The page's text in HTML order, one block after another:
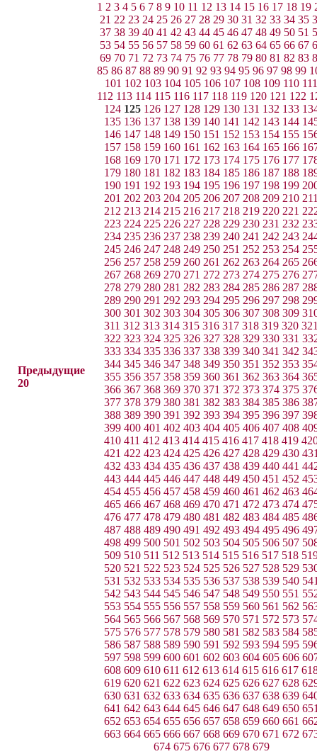
Предыдущие
20
1 2 3 4 5 6 7 8 9 10 11 12 13 14 15 16 17 18 19
21 22 23 24 25 26 27 28 29 30 31 32 33 34 35
37 38 39 40 41 42 43 44 45 46 47 48 49 50 51
53 54 55 56 57 58 59 60 61 62 63 64 65 66 67
69 70 71 72 73 74 75 76 77 78 79 80 81 82 83
85 86 87 88 89 90 91 92 93 94 95 96 97 98 99
101 102 103 104 105 106 107 108 109 110 111
112 113 114 115 116 117 118 119 120 121 122
124 125 126 127 128 129 130 131 132 133
135 136 137 138 139 140 141 142 143 144
146 147 148 149 150 151 152 153 154 155
157 158 159 160 161 162 163 164 165 166
168 169 170 171 172 173 174 175 176 177
179 180 181 182 183 184 185 186 187 188
190 191 192 193 194 195 196 197 198 199
201 202 203 204 205 206 207 208 209 210
212 213 214 215 216 217 218 219 220 221
223 224 225 226 227 228 229 230 231 232
234 235 236 237 238 239 240 241 242 243
245 246 247 248 249 250 251 252 253 254
256 257 258 259 260 261 262 263 264 265
267 268 269 270 271 272 273 274 275 276
278 279 280 281 282 283 284 285 286 287
289 290 291 292 293 294 295 296 297 298
300 301 302 303 304 305 306 307 308 309
311 312 313 314 315 316 317 318 319 320
322 323 324 325 326 327 328 329 330 331
333 334 335 336 337 338 339 340 341 342
344 345 346 347 348 349 350 351 352 353
355 356 357 358 359 360 361 362 363 364
366 367 368 369 370 371 372 373 374 375
377 378 379 380 381 382 383 384 385 386
388 389 390 391 392 393 394 395 396 397
399 400 401 402 403 404 405 406 407 408
410 411 412 413 414 415 416 417 418 419
421 422 423 424 425 426 427 428 429 430
432 433 434 435 436 437 438 439 440 441
443 444 445 446 447 448 449 450 451 452
454 455 456 457 458 459 460 461 462 463
465 466 467 468 469 470 471 472 473 474
476 477 478 479 480 481 482 483 484 485
487 488 489 490 491 492 493 494 495 496
498 499 500 501 502 503 504 505 506 507
509 510 511 512 513 514 515 516 517 518
520 521 522 523 524 525 526 527 528 529
531 532 533 534 535 536 537 538 539 540
542 543 544 545 546 547 548 549 550 551
553 554 555 556 557 558 559 560 561 562
564 565 566 567 568 569 570 571 572 573
575 576 577 578 579 580 581 582 583 584
586 587 588 589 590 591 592 593 594 595
597 598 599 600 601 602 603 604 605 606
608 609 610 611 612 613 614 615 616 617
619 620 621 622 623 624 625 626 627 628
630 631 632 633 634 635 636 637 638 639
641 642 643 644 645 646 647 648 649 650
652 653 654 655 656 657 658 659 660 661
663 664 665 666 667 668 669 670 671 672
674 675 676 677 678 679